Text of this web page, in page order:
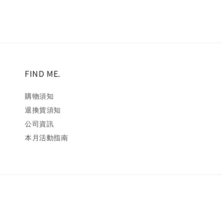
FIND ME.
購物須知
退換貨須知
公司資訊
本月活動指南